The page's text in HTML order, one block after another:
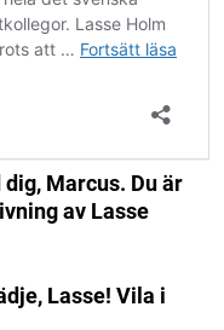
Marcus. Du är
av Lasse
Lasse! Vila i